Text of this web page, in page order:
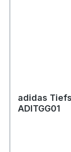
adidas
ADITGG01